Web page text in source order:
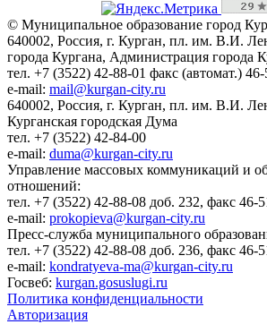
© Муниципальное образование город
640002, Россия, г. Курган, пл. им. В.И.
города Кургана, Администрация города
тел. +7 (3522) 42-88-01 факс (автомат.)
e-mail: mail@kurgan-city.ru
640002, Россия, г. Курган, пл. им. В.И.
Курганская городская Дума
тел. +7 (3522) 42-84-00
e-mail: duma@kurgan-city.ru
Управление массовых коммуникаций и
отношений:
тел. +7 (3522) 42-88-08 доб. 232, факс 46-
e-mail: prokopieva@kurgan-city.ru
Пресс-служба муниципального
тел. +7 (3522) 42-88-08 доб. 236, факс 46-
e-mail: kondratyeva-ma@kurgan-city.ru
Госвеб: kurgan.gosuslugi.ru
Политика конфиденциальности
Авторизация